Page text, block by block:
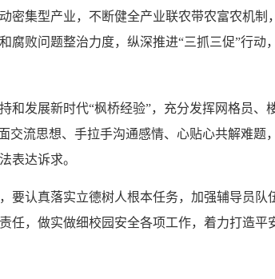
集型产业，不断健全产业联农带农富农机制
败问题整治力度，纵深推进“三抓三促”行动
发展新时代“枫桥经验”，充分发挥网格员、
流思想、手拉手沟通感情、心贴心共解难题
表达诉求。
认真落实立德树人根本任务，加强辅导员队
，做实做细校园安全各项工作，着力打造平